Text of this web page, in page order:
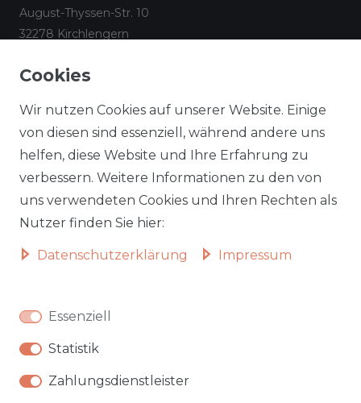
August-Thyssen-Str. 10
32278 Kirchlengern
✉info@aileenstore.de
Lieferzeiten
Zahlungsarten
Widerrufsformular
Informationen zu Elektro-
Impressum
AGB
Datenschutz
Vertrag widerrufen
Autobetten
Hochbetten
Badmöbel
Cookies
Wir nutzen Cookies auf unserer Website. Einige
von diesen sind essenziell, während andere uns
helfen, diese Website und Ihre Erfahrung zu
verbessern. Weitere Informationen zu den von
uns verwendeten Cookies und Ihren Rechten als
Nutzer finden Sie hier:
Daten­schutz­erklärung Impressum
Essenziell
Statistik
Zahlungsdienstleister